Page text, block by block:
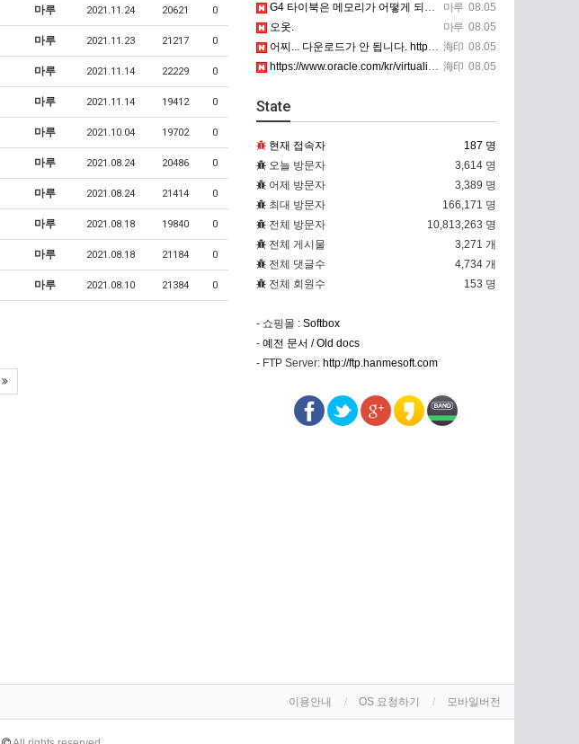
마루 2021.11.24 20621 0
마루 2021.11.23 21217 0
마루 2021.11.14 22229 0
마루 2021.11.14 19412 0
마루 2021.10.04 19702 0
마루 2021.08.24 20486 0
마루 2021.08.24 21414 0
마루 2021.08.18 19840 0
마루 2021.08.18 21184 0
마루 2021.08.10 21384 0
마루 08.05
G4 타이북은 메모리가 어떻게 되나요?
마루 08.05
오옷.
海印 08.05
어찌... 다운로드가 안 됩니다. https://www.oracle.com/kr/virtualization/…
海印 08.05
https://www.oracle.com/kr/virtualization/technologies/vm/dow…
State
현재 접속자
187 명
오늘 방문자
3,614 명
어제 방문자
3,389 명
최대 방문자
166,171 명
전체 방문자
10,813,263 명
전체 게시물
3,271 개
전체 댓글수
4,734 개
전체 회원수
153 명
- 쇼핑몰 : Softbox
- 예전 문서 / Old docs
- FTP Server: http://ftp.hanmesoft.com
이용안내 OS 요청하기 모바일버전